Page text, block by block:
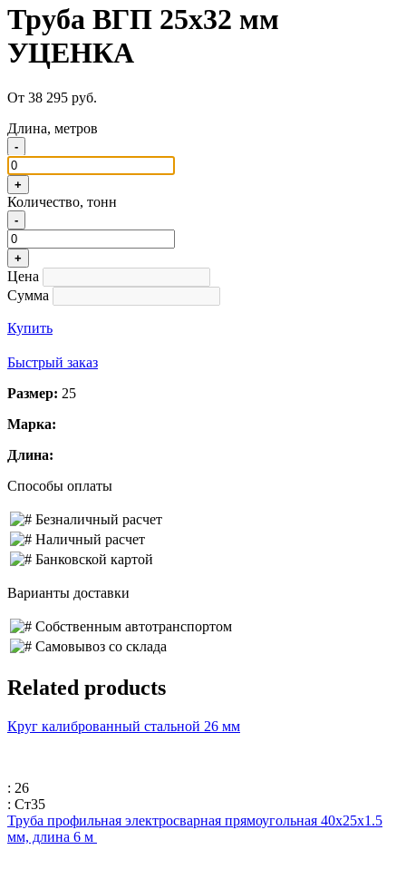
Труба ВГП 25х32 мм
УЦЕНКА
От 38 295 руб.
Длина, метров
-
+
Количество, тонн
-
+
Цена
Сумма
Купить
Быстрый заказ
Размер: 25
Марка:
Длина:
Способы оплаты
Безналичный расчет
Наличный расчет
Банковской картой
Варианты доставки
Собственным автотранспортом
Самовывоз со склада
Related products
Круг калиброванный стальной 26 мм
: 26
: Ст35
Труба профильная электросварная прямоугольная 40х25х1.5
мм, длина 6 м